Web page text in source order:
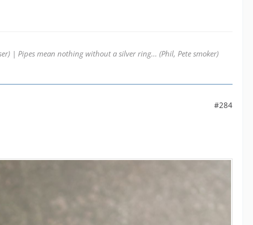
| Pipes mean nothing without a silver ring... (Phil, Pete smoker)
#284